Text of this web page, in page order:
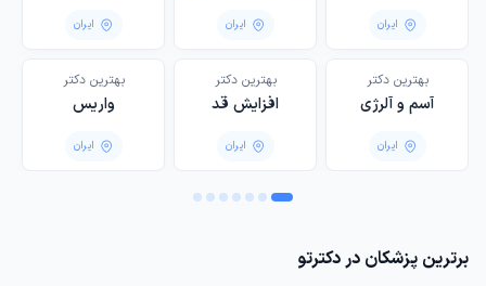
ایران
بهترین دکتر
آسم و آلرژی
ایران
ایران
بهترین دکتر
افزایش قد
ایران
ایران
‌بهترین دکتر
واریس
ایران
برترین پزشکان در دکترتو